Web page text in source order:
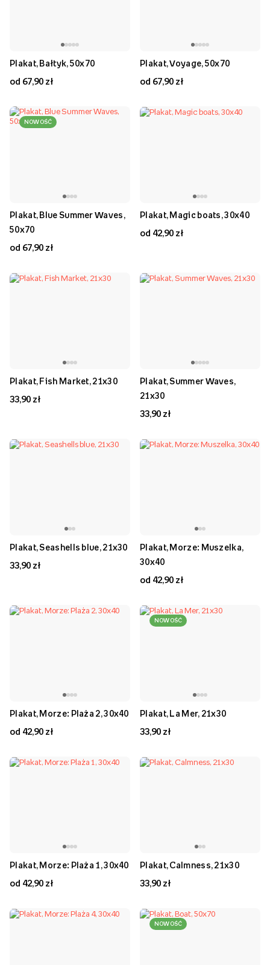
Plakat, Bałtyk, 50x70
od 67,90 zł
Plakat, Voyage, 50x70
od 67,90 zł
NOWOŚĆ
Plakat, Blue Summer Waves,
50x70
od 67,90 zł
Plakat, Magic boats, 30x40
od 42,90 zł
Plakat, Fish Market, 21x30
33,90 zł
Plakat, Summer Waves,
21x30
33,90 zł
Plakat, Seashells blue, 21x30
33,90 zł
Plakat, Morze: Muszelka,
30x40
od 42,90 zł
Plakat, Morze: Plaża 2, 30x40
od 42,90 zł
NOWOŚĆ
Plakat, La Mer, 21x30
33,90 zł
Plakat, Morze: Plaża 1, 30x40
od 42,90 zł
Plakat, Calmness, 21x30
33,90 zł
NOWOŚĆ